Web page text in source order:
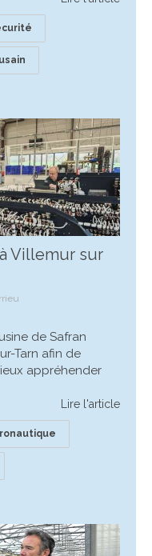
Villemur sur
de Safran
Tarn afin de
appréhender
Lire l'article